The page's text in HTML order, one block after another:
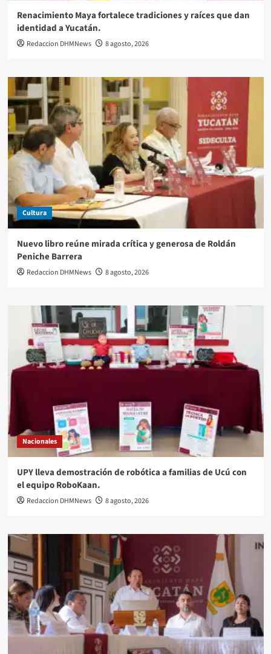
Renacimiento Maya fortalece tradiciones y raíces que dan
identidad a Yucatán.
Redaccion DHMNews 8 agosto, 2026
Cultura
Nuevo libro reúne mirada crítica y generosa de Roldán
Peniche Barrera
Redaccion DHMNews 8 agosto, 2026
Nacionales
UPY lleva demostración de robótica a familias de Ucú con
el equipo RoboKaan.
Redaccion DHMNews 8 agosto, 2026